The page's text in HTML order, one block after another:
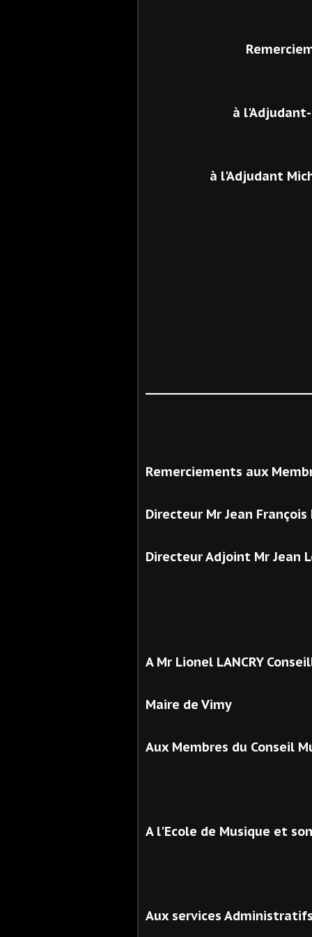
à
à l'Adjudant
Remerciements aux
Directeur Mr Jean François
Directeur Adjoint Mr Jean
A Mr Lionel LANCRY
Maire de Vimy
Aux Membres du Conseil
A l'Ecole de Musique et
Aux services